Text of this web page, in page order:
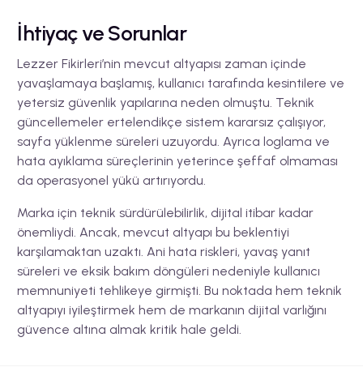
İhtiyaç ve Sorunlar
Lezzer Fikirleri’nin mevcut altyapısı zaman içinde
yavaşlamaya başlamış, kullanıcı tarafında kesintilere ve
yetersiz güvenlik yapılarına neden olmuştu. Teknik
güncellemeler ertelendikçe sistem kararsız çalışıyor,
sayfa yüklenme süreleri uzuyordu. Ayrıca loglama ve
hata ayıklama süreçlerinin yeterince şeffaf olmaması
da operasyonel yükü artırıyordu.
Marka için teknik sürdürülebilirlik, dijital itibar kadar
önemliydi. Ancak, mevcut altyapı bu beklentiyi
karşılamaktan uzaktı. Ani hata riskleri, yavaş yanıt
süreleri ve eksik bakım döngüleri nedeniyle kullanıcı
memnuniyeti tehlikeye girmişti. Bu noktada hem teknik
altyapıyı iyileştirmek hem de markanın dijital varlığını
güvence altına almak kritik hale geldi.